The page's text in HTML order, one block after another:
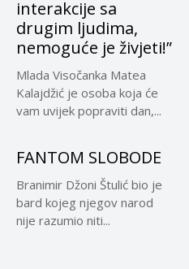
interakcije sa
drugim ljudima,
nemoguće je živjeti!”
Mlada Visočanka Matea
Kalajdžić je osoba koja će
vam uvijek popraviti dan,...
FANTOM SLOBODE
Branimir Džoni Štulić bio je
bard kojeg njegov narod
nije razumio niti...